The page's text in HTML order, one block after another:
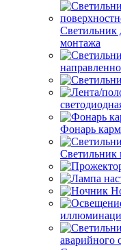
Светильник
монтажа
Фонарь
аварийного